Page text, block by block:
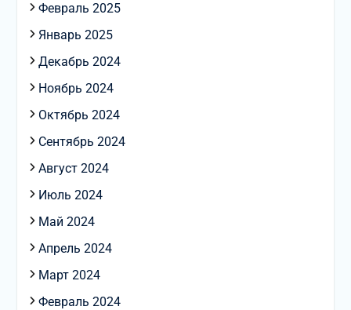
Февраль 2025
Январь 2025
Декабрь 2024
Ноябрь 2024
Октябрь 2024
Сентябрь 2024
Август 2024
Июль 2024
Май 2024
Апрель 2024
Март 2024
Февраль 2024